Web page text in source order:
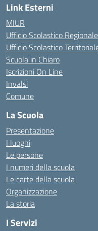
Link Esterni
MIUR
Ufficio Scolastico Regionale
Ufficio Scolastico
Scuola in Chiaro
Iscrizioni On Line
Invalsi
Comune
La Scuola
Presentazione
I luoghi
Le persone
I numeri della scuola
Le carte della scuola
Organizzazione
La storia
I Servizi